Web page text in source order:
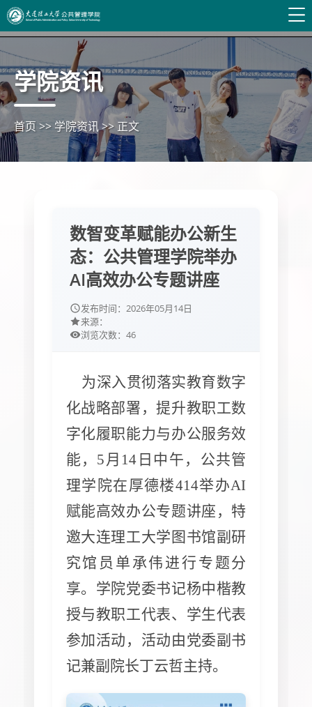
学院资讯
首页 >> 学院资讯>> 正文
数智变革赋能办公新生
态：公共管理学院举办
AI高效办公专题讲座
发布时间： 2026年05月14日
来源：
浏览次数： 46
为深入贯彻落实教育数字
化战略部署，提升教职工数
字化履职能力与办公服务效
能，5月14日中午，公共管
理学院在厚德楼414举办AI
赋能高效办公专题讲座，特
邀大连理工大学图书馆副研
究馆员单承伟进行专题分
享。学院党委书记杨中楷教
授与教职工代表、学生代表
参加活动，活动由党委副书
记兼副院长丁云哲主持。